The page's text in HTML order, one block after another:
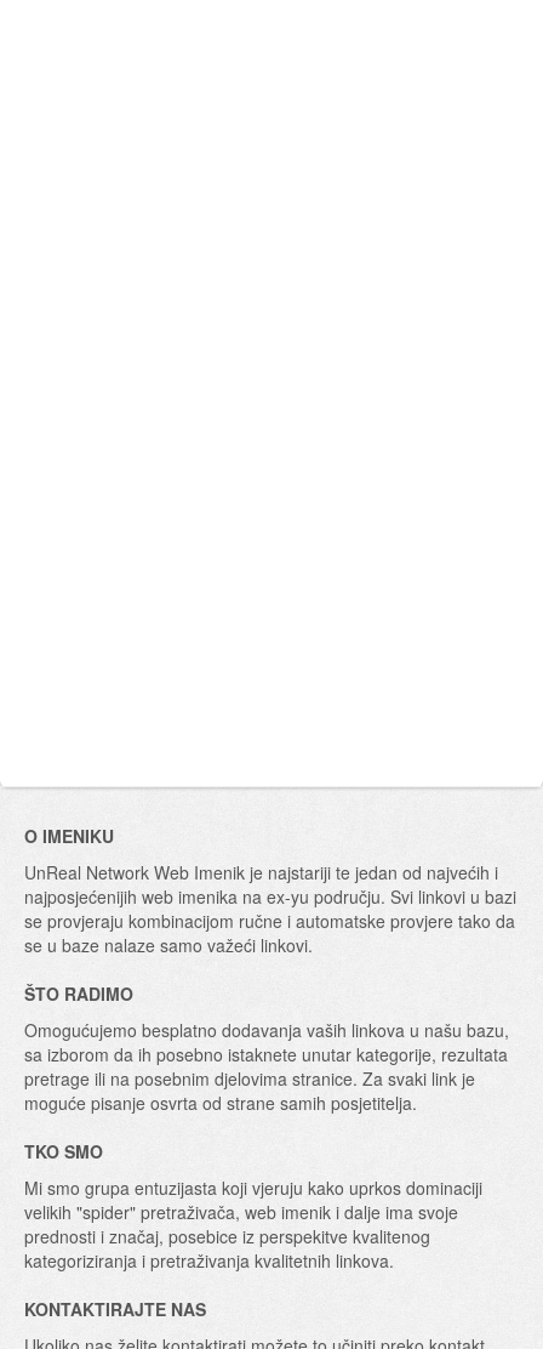
O IMENIKU
UnReal Network Web Imenik je najstariji te jedan od najvećih i
najposjećenijih web imenika na ex-yu području. Svi linkovi u bazi
se provjeraju kombinacijom ručne i automatske provjere tako da
se u baze nalaze samo važeći linkovi.
ŠTO RADIMO
Omogućujemo besplatno dodavanja vaših linkova u našu bazu,
sa izborom da ih posebno istaknete unutar kategorije, rezultata
pretrage ili na posebnim djelovima stranice. Za svaki link je
moguće pisanje osvrta od strane samih posjetitelja.
TKO SMO
Mi smo grupa entuzijasta koji vjeruju kako uprkos dominaciji
velikih "spider" pretraživača, web imenik i dalje ima svoje
prednosti i značaj, posebice iz perspekitve kvalitenog
kategoriziranja i pretraživanja kvalitetnih linkova.
KONTAKTIRAJTE NAS